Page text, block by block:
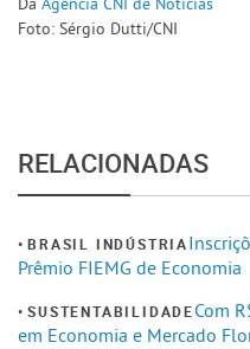
Foto: Sérgio Dutti/CNI
RELACIONADAS
BRASIL INDÚSTRIA
Prêmio FIEMG de Economia
SUSTENTABILIDADECom
em Economia e Mercado